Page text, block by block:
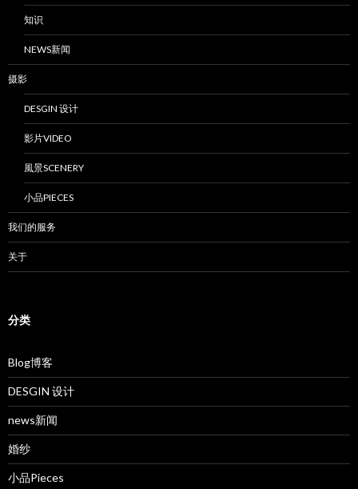
知识
NEWS新闻
摄影
DESGIN 设计
影片VIDEO
風景SCENERY
小品PIECES
我们的服务
关于
分类
Blog博客
DESGIN 设计
news新闻
婚纱
小品Pieces